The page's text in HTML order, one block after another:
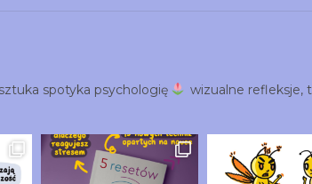
spotyka psychologię wizualne refleksje,